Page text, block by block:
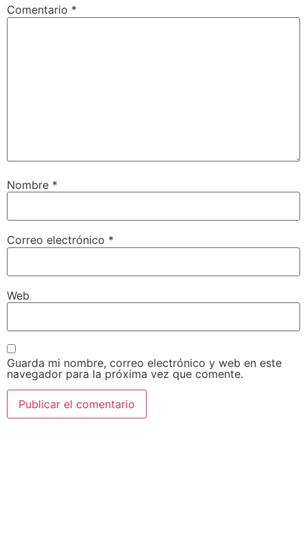
Comentario *
Nombre *
Correo electrónico *
Web
Guarda mi nombre, correo electrónico y web en este
navegador para la próxima vez que comente.